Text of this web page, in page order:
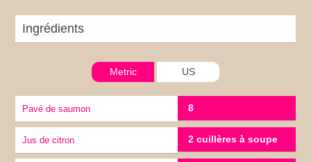
Ingrédients
Metric US
Pavé de saumon 8
Jus de citron 2 cuillères à soupe